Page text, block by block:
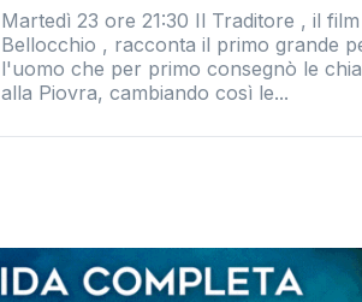
Martedì 23 ore 21:30 Il Traditore , il
Bellocchio , racconta il primo grande
l'uomo che per primo consegnò le
alla Piovra, cambiando così le...